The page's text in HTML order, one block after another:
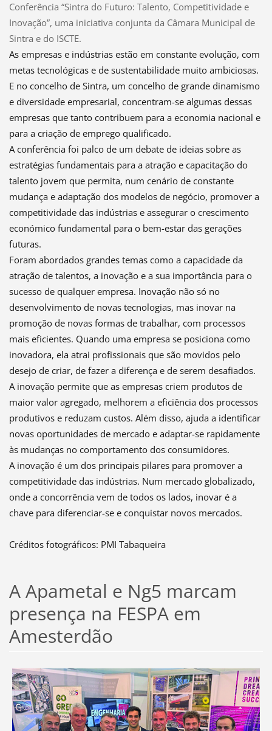
Conferência “Sintra do Futuro: Talento, Competitividade e
Inovação”, uma iniciativa conjunta da Câmara Municipal de
Sintra e do ISCTE.
As empresas e indústrias estão em constante evolução, com
metas tecnológicas e de sustentabilidade muito ambiciosas.
E no concelho de Sintra, um concelho de grande dinamismo
e diversidade empresarial, concentram-se algumas dessas
empresas que tanto contribuem para a economia nacional e
para a criação de emprego qualificado.
A conferência foi palco de um debate de ideias sobre as
estratégias fundamentais para a atração e capacitação do
talento jovem que permita, num cenário de constante
mudança e adaptação dos modelos de negócio, promover a
competitividade das indústrias e assegurar o crescimento
económico fundamental para o bem-estar das gerações
futuras.
Foram abordados grandes temas como a capacidade da
atração de talentos, a inovação e a sua importância para o
sucesso de qualquer empresa. Inovação não só no
desenvolvimento de novas tecnologias, mas inovar na
promoção de novas formas de trabalhar, com processos
mais eficientes. Quando uma empresa se posiciona como
inovadora, ela atrai profissionais que são movidos pelo
desejo de criar, de fazer a diferença e de serem desafiados.
A inovação permite que as empresas criem produtos de
maior valor agregado, melhorem a eficiência dos processos
produtivos e reduzam custos. Além disso, ajuda a identificar
novas oportunidades de mercado e adaptar-se rapidamente
às mudanças no comportamento dos consumidores.
A inovação é um dos principais pilares para promover a
competitividade das indústrias. Num mercado globalizado,
onde a concorrência vem de todos os lados, inovar é a
chave para diferenciar-se e conquistar novos mercados.
Créditos fotográficos: PMI Tabaqueira
A Apametal e Ng5 marcam
presença na FESPA em
Amesterdão